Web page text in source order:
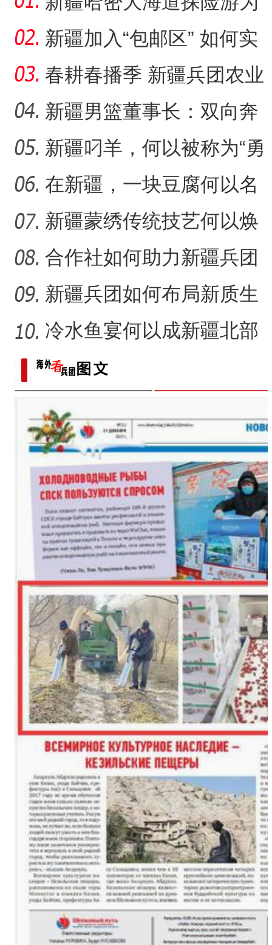
何受青睐？
新疆加入“包邮区” 如何实
现可持续发展？
春耕春播季 新疆兵团农业
何以持续“耕”新？
新疆男篮董事长：双向奔
赴，篮球成为新疆游子独
特
新疆叼羊，何以被称为“勇
敢者运动”？
在新疆，一块豆腐何以名
扬千里？
新疆蒙绣传统技艺何以焕
发生机？
合作社如何助力新疆兵团
民众“花样”增收？
新疆兵团如何布局新质生
产力的发展？
冷水鱼宴何以成新疆北部
的城市名片？